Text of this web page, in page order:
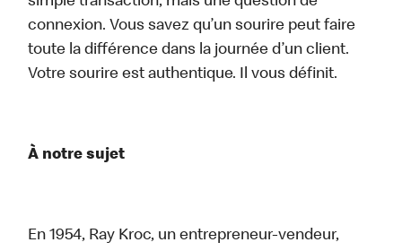
connexion. Vous savez qu’un sourire peut faire
toute la différence dans la journée d’un client.
Votre sourire est authentique. Il vous définit.
À notre sujet
En 1954, Ray Kroc, un entrepreneur-vendeur,